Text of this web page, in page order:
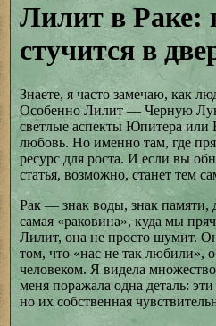
Лилит в Раке:
стучится в
Знаете, я часто замечаю, как
Особенно Лилит — Черную
светлые аспекты Юпитера или
любовь. Но именно там, где
ресурс для роста. И если вы
статья, возможно, станет тем
Рак — знак воды, знак памяти,
самая «раковина», куда мы
Лилит, она не просто шумит.
том, что «нас не так любили»,
человеком. Я видела
меня поражала одна деталь:
но их собственная